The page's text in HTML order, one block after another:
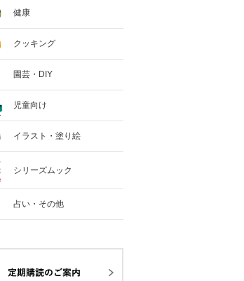
健康
クッキング
園芸・DIY
児童向け
イラスト・塗り絵
シリーズムック
占い・その他